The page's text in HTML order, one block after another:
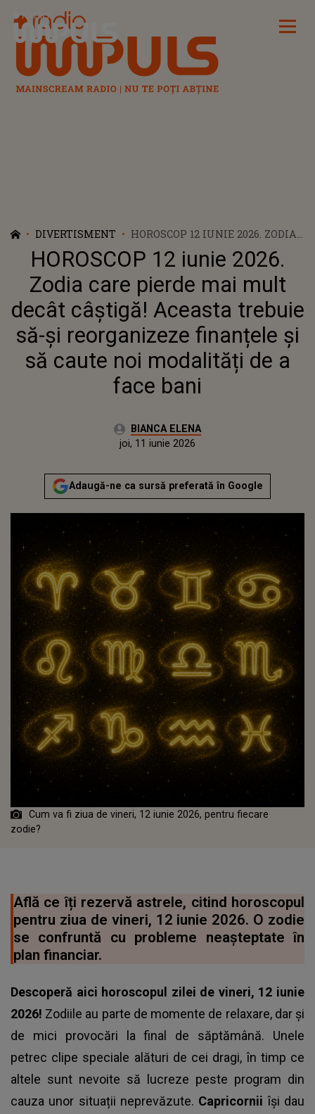
Radio Impuls
DIVERTISMENT
HOROSCOP 12 IUNIE 2026. ZODIA
CARE PIERDE MAI MULT DECÂT
CÂȘTIGĂ! ACEASTA TREBUIE SĂ-
ȘI REORGANIZEZE FINANȚELE ȘI
SĂ CAUTE NOI MODALITĂȚI DE A
FACE BANI
HOROSCOP 12 iunie 2026.
Zodia care pierde mai mult
decât câștigă! Aceasta trebuie
să-și reorganizeze finanțele și
să caute noi modalități de a
face bani
Autor:BIANCA ELENA
Actualizat:
joi, 11 iunie 2026
Adaugă-ne ca sursă preferată în Google
Cum va fi ziua de vineri, 12 iunie 2026, pentru fiecare
zodie?
Află ce îți rezervă astrele, citind horoscopul
pentru ziua de vineri, 12 iunie 2026. O zodie
se confruntă cu probleme neașteptate în
plan financiar.
Descoperă aici horoscopul zilei de vineri, 12 iunie
2026! Zodiile au parte de momente de relaxare, dar și
de mici provocări la final de săptămână. Unele
petrec clipe speciale alături de cei dragi, în timp ce
altele sunt nevoite să lucreze peste program din
cauza unor situații neprevăzute. Capricorniiîși dau